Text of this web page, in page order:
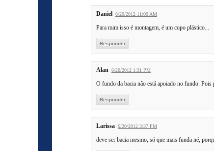
Daniel 6/20/2012 11:00 AM
Para mim isso é montagem, é um copo plástico...
Responder
Alan 6/20/2012 1:31 PM
O fundo da bacia não está apoiado no fundo. Pois
Responder
Larissa 6/20/2012 3:37 PM
deve ser bacia mesmo, só que mais funda né,